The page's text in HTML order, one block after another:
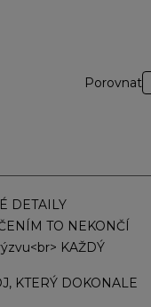
Porovnat
DETAILY
TO NEKONČÍ
KAŽDÝ
KTERÝ DOKONALE